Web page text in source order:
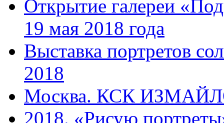
Открытие галереи
19 мая 2018 года
Выставка портретов
2018
Москва. КСК
2018. «Рисую